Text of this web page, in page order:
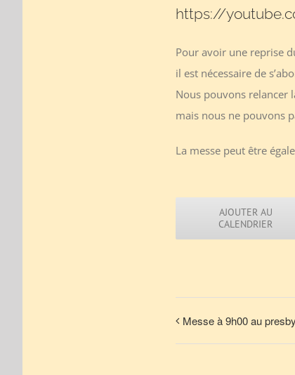
https://
Pour avoir une reprise
il est nécessaire de
Nous pouvons relancer
mais nous ne pouvons
La messe peut être
AJOUTER AU
CALENDRIER
Messe à 9h00 au